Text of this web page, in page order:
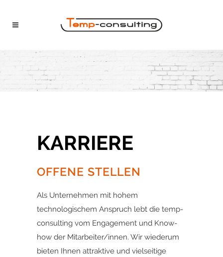
KARRIERE
OFFENE STELLEN
Als Unternehmen mit hohem
technologischem Anspruch lebt die temp-
consulting vom Engagement und Know-
how der Mitarbeiter/innen. Wir wiederum
bieten Ihnen attraktive und vielseitige